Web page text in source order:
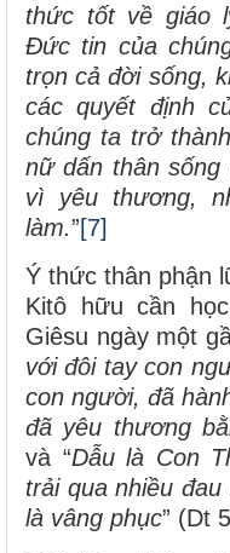
thức tốt về giáo
Đức tin của
trọn cả đời sống,
các quyết định
chúng ta trở
nữ dấn thân sống
vì yêu thương,
làm.”[7]
Ý thức thân phận
Kitô hữu cần
Giêsu ngày một
với đôi tay con
con người, đã
đã yêu thương
và “Dẫu là Con
trải qua nhiều
là vâng phục” (Dt